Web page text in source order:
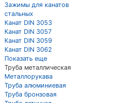
Зажимы для канатов
стальных
Канат DIN 3053
Канат DIN 3057
Канат DIN 3059
Канат DIN 3062
Показать еще
Труба металлическая
Металлорукава
Труба алюминиевая
Труба бронзовая